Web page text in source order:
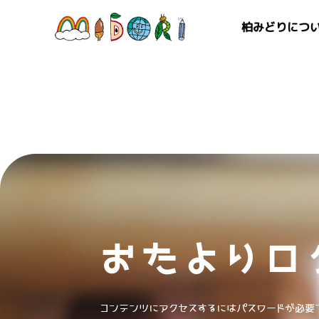
柏みどりにつ
おたよりロ
コンテンツにアクセスするにはパスワードが必要